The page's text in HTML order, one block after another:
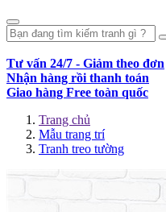
Tư vấn 24/7 - Giảm theo đơn
Nhận hàng rồi thanh toán
Giao hàng Free toàn quốc
Trang chủ
Mẫu trang trí
Tranh treo tường